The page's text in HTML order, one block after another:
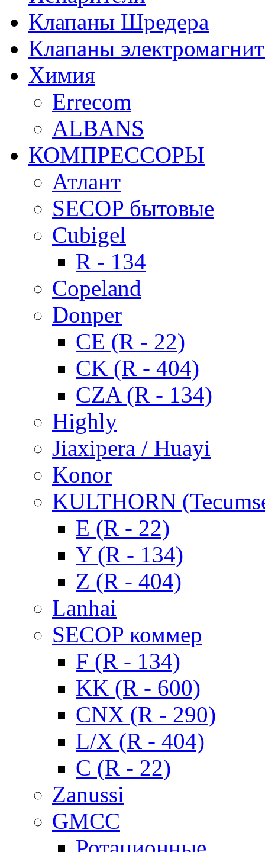
Клапаны Шредера
Клапаны
Химия
Errecom
ALBANS
КОМПРЕССОРЫ
Атлант
SECOP бытовые
Cubigel
R - 134
Copeland
Donper
CE (R - 22)
CK (R - 404)
CZA (R - 134)
Highly
Jiaxipera / Huayi
Konor
KULTHORN
E (R - 22)
Y (R - 134)
Z (R - 404)
Lanhai
SECOP коммер
F (R - 134)
KK (R - 600)
CNX (R - 290)
L/X (R - 404)
C (R - 22)
Zanussi
GMCC